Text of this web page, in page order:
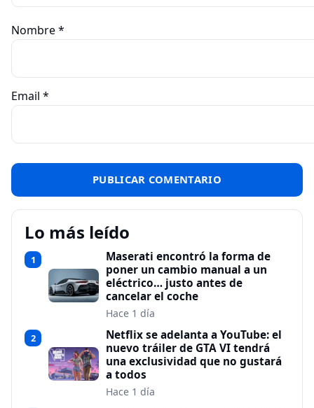
Nombre*
Email *
Lo más leído
1
Maserati encontró la forma de
poner un cambio manual a un
eléctrico… justo antes de
cancelar el coche
Hace 1 día
2
Netflix se adelanta a YouTube: el
nuevo tráiler de GTA VI tendrá
una exclusividad que no gustará
a todos
Hace 1 día